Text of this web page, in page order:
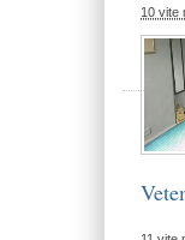
10 vite